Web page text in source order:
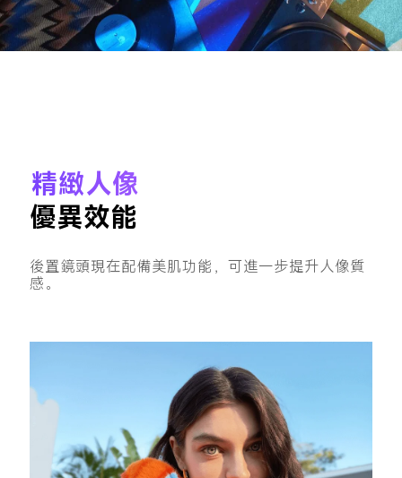
精緻人像
優異效能
後置鏡頭現在配備美肌功能，可進一步提升人像質
感。